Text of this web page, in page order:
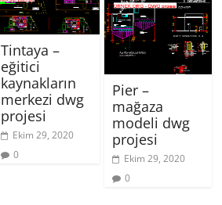
Tintaya –
eğitici
kaynakların
merkezi dwg
projesi
Ekim 29, 2020
0
Pier –
mağaza
modeli dwg
projesi
Ekim 29, 2020
0